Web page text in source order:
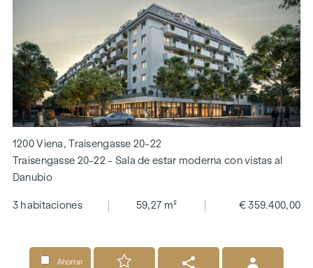
1200 Viena, Traisengasse 20-22
Traisengasse 20-22 - Sala de estar moderna con vistas al
Danubio
3 habitaciones 59,27 m² € 359.400,00
Ahorrar